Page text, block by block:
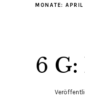
MONATE:
6